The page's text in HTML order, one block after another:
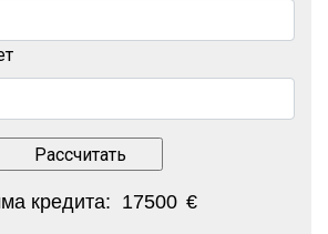
кредита: 17500 €